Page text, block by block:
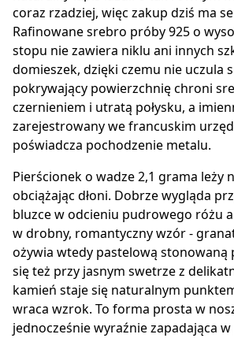
coraz rzadziej, więc zakup dziś ma
Rafinowane srebro próby 925 o
stopu nie zawiera niklu ani innych
domieszek, dzięki czemu nie uczula
pokrywający powierzchnię chroni
czernieniem i utratą połysku, a
zarejestrowany we francuskim
poświadcza pochodzenie metalu.
Pierścionek o wadze 2,1 grama leży
obciążając dłoni. Dobrze wygląda
bluzce w odcieniu pudrowego różu
w drobny, romantyczny wzór -
ożywia wtedy pastelową stonowaną
się też przy jasnym swetrze z
kamień staje się naturalnym
wraca wzrok. To forma prosta w
jednocześnie wyraźnie zapadająca w